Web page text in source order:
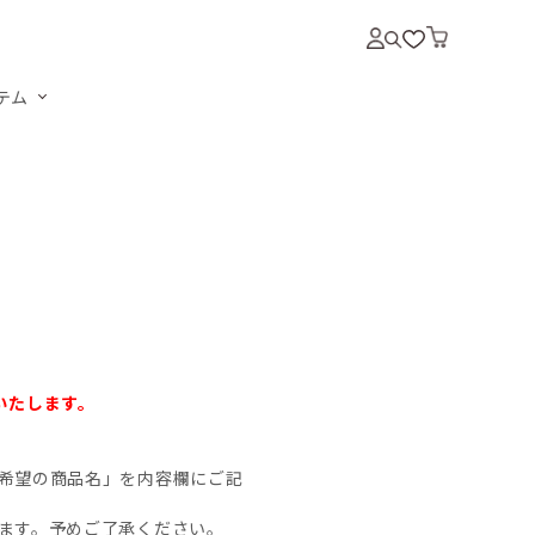
ム
します。
の商品名」を内容欄にご記
。予めご了承ください。